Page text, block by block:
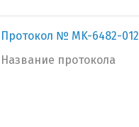
Протокол № MK-6482-012
Название протокола